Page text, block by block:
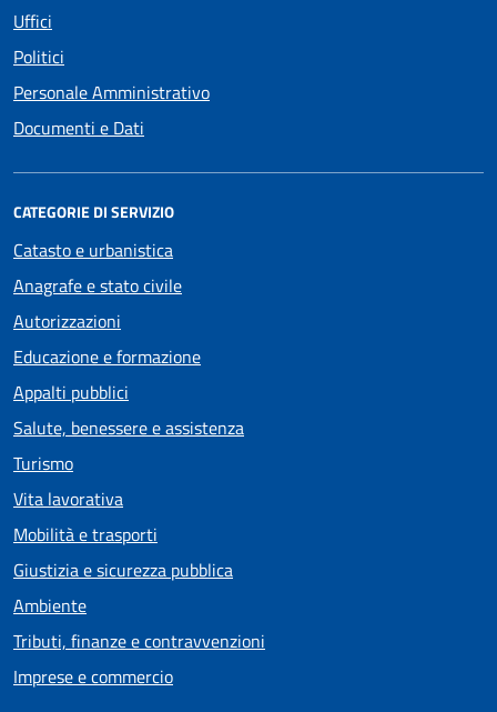
Uffici
Politici
Personale Amministrativo
Documenti e Dati
CATEGORIE DI SERVIZIO
Catasto e urbanistica
Anagrafe e stato civile
Autorizzazioni
Educazione e formazione
Appalti pubblici
Salute, benessere e assistenza
Turismo
Vita lavorativa
Mobilità e trasporti
Giustizia e sicurezza pubblica
Ambiente
Tributi, finanze e contravvenzioni
Imprese e commercio